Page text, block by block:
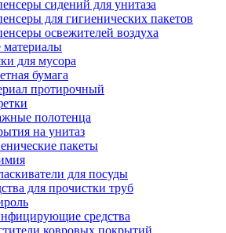
сидений для унитаза
для гигиенических пакетов
освежителей воздуха
материалы
для мусора
бумага
протирочный
полотенца
на унитаз
пакеты
для посуды
для прочистки труб
средства
ковровых покрытий